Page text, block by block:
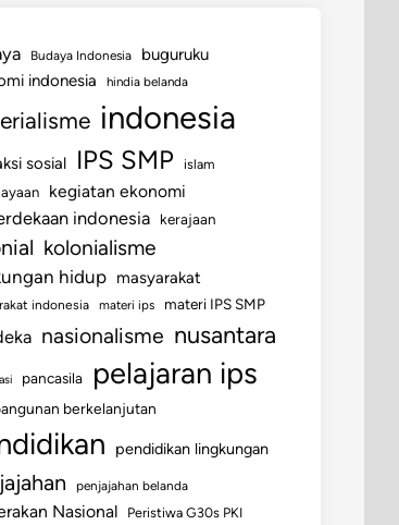
Budaya Indonesia
buguruku
indonesia
hindia belanda
indonesia
sosial IPS SMP
islam
kegiatan ekonomi
indonesia kerajaan
kolonialisme
hidup masyarakat
indonesia materi ips materi IPS SMP
nasionalisme nusantara
pancasila pelajaran ips
berkelanjutan
pendidikan lingkungan
penjajahan belanda
Nasional Peristiwa G30s PKI